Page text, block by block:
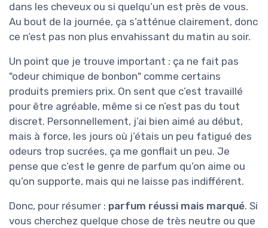
dans les cheveux ou si quelqu’un est près de vous.
Au bout de la journée, ça s’atténue clairement, donc
ce n’est pas non plus envahissant du matin au soir.
Un point que je trouve important : ça ne fait pas
"odeur chimique de bonbon" comme certains
produits premiers prix. On sent que c’est travaillé
pour être agréable, même si ce n’est pas du tout
discret. Personnellement, j’ai bien aimé au début,
mais à force, les jours où j’étais un peu fatigué des
odeurs trop sucrées, ça me gonflait un peu. Je
pense que c’est le genre de parfum qu’on aime ou
qu’on supporte, mais qui ne laisse pas indifférent.
Donc, pour résumer : parfum réussi mais marqué. Si
vous cherchez quelque chose de très neutre ou que